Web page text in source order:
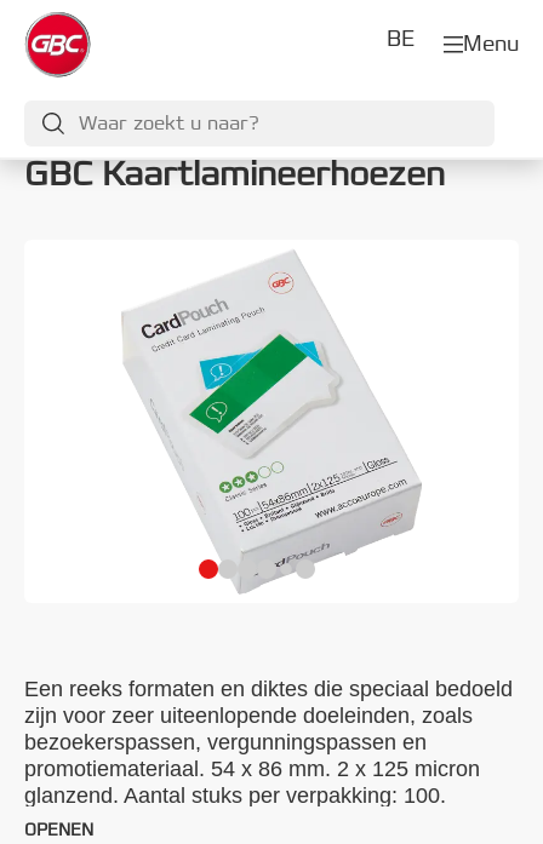
Menu
BE
GBC Kaartlamineerhoezen
Een reeks formaten en diktes die speciaal bedoeld
zijn voor zeer uiteenlopende doeleinden, zoals
bezoekerspassen, vergunningspassen en
promotiemateriaal. 54 x 86 mm. 2 x 125 micron
glanzend. Aantal stuks per verpakking: 100.
OPENEN